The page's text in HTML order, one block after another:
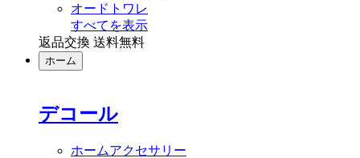
オードトワレ
すべてを表示
返品交換 送料無料
ホーム
デコール
ホームアクセサリー